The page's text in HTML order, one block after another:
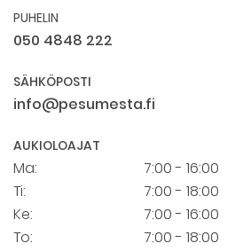
PUHELIN
050 4848 222
SÄHKÖPOSTI
info@pesumesta.fi
AUKIOLOAJAT
Ma:
7:00 - 16:00
Ti:
7:00 - 18:00
Ke:
7:00 - 16:00
To:
7:00 - 18:00